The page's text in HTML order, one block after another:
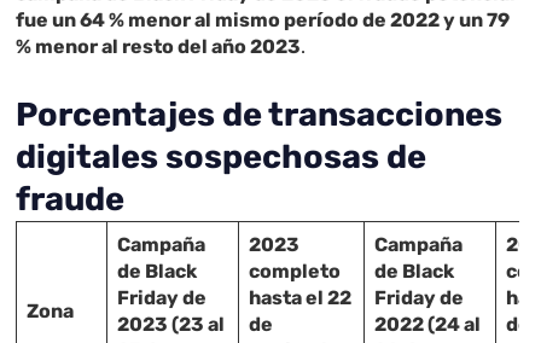
fue un 64 % menor al mismo período de 2022 y un 79
% menor al resto del año 2023.
Porcentajes de transacciones
digitales sospechosas de
fraude
Zona
Campaña
de Black
Friday de
2023 (23 al
2023
completo
hasta el 22
de
Campaña
de Black
Friday de
2022 (24 al
de